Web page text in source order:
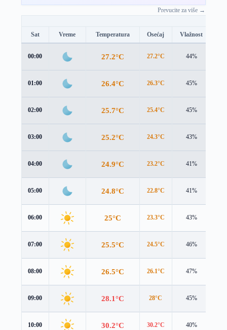
Prevucite za više →
Sat Vreme Temperatura Osećaj Vlažnost
00:00 27.2°C 27.2°C 44%
01:00 26.4°C 26.3°C 45%
02:00 25.7°C 25.4°C 45%
03:00 25.2°C 24.3°C 43%
04:00 24.9°C 23.2°C 41%
05:00 24.8°C 22.8°C 41%
06:00 25°C 23.3°C 43%
07:00 25.5°C 24.5°C 46%
08:00 26.5°C 26.1°C 47%
09:00 28.1°C 28°C 45%
10:00 30.2°C 30.2°C 40%